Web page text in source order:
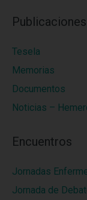
Publicaciones
Tesela
Memorias
Documentos
Noticias –
Encuentros
Jornadas
Jornada de